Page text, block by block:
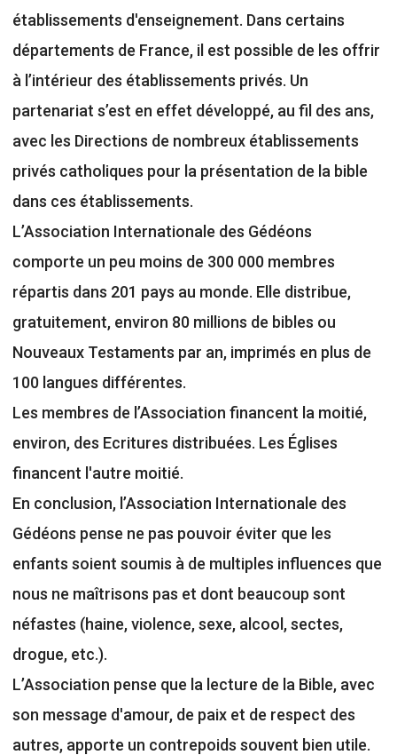
établissements d'enseignement. Dans certains
départements de France, il est possible de les offrir
à l’intérieur des établissements privés. Un
partenariat s’est en effet développé, au fil des ans,
avec les Directions de nombreux établissements
privés catholiques pour la présentation de la bible
dans ces établissements.
L’Association Internationale des Gédéons
comporte un peu moins de 300 000 membres
répartis dans 201 pays au monde. Elle distribue,
gratuitement, environ 80 millions de bibles ou
Nouveaux Testaments par an, imprimés en plus de
100 langues différentes.
Les membres de l’Association financent la moitié,
environ, des Ecritures distribuées. Les Églises
financent l'autre moitié.
En conclusion, l’Association Internationale des
Gédéons pense ne pas pouvoir éviter que les
enfants soient soumis à de multiples influences que
nous ne maîtrisons pas et dont beaucoup sont
néfastes (haine, violence, sexe, alcool, sectes,
drogue, etc.).
L’Association pense que la lecture de la Bible, avec
son message d'amour, de paix et de respect des
autres, apporte un contrepoids souvent bien utile.